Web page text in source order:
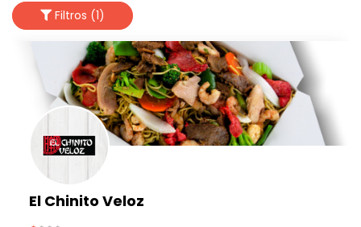
Filtros (1)
El Chinito Veloz